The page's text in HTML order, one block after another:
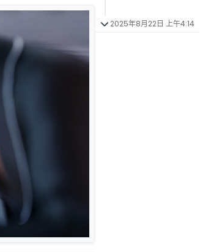
2025年8月22日 上午4:14